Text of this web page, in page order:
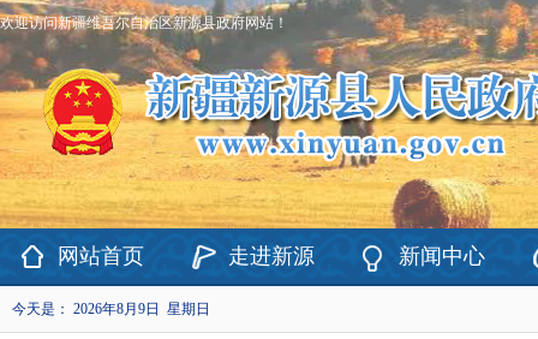
欢迎访问新疆维吾尔自治区新源县政府网站！
网站首页 走进新源 新闻中心
今天是： 2026年8月9日 星期日